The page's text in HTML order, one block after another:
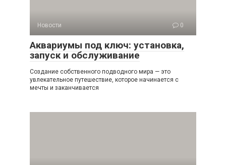
Новости 0
Аквариумы под ключ: установка,
запуск и обслуживание
Создание собственного подводного мира — это
увлекательное путешествие, которое начинается с
мечты и заканчивается